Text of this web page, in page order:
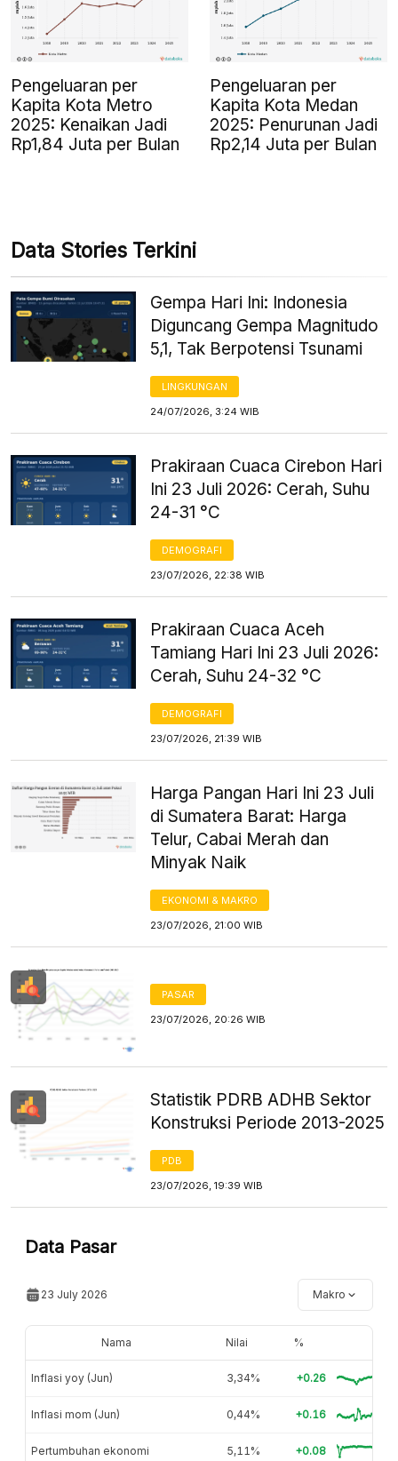
Pengeluaran per
Kapita Kota Metro
2025: Kenaikan Jadi
Rp1,84 Juta per Bulan
Pengeluaran per
Kapita Kota Medan
2025: Penurunan Jadi
Rp2,14 Juta per Bulan
Data Stories Terkini
Gempa Hari Ini: Indonesia
Diguncang Gempa Magnitudo
5,1, Tak Berpotensi Tsunami
LINGKUNGAN
24/07/2026, 3:24 WIB
Prakiraan Cuaca Cirebon Hari
Ini 23 Juli 2026: Cerah, Suhu
24-31 °C
DEMOGRAFI
23/07/2026, 22:38 WIB
Prakiraan Cuaca Aceh
Tamiang Hari Ini 23 Juli 2026:
Cerah, Suhu 24-32 °C
DEMOGRAFI
23/07/2026, 21:39 WIB
Harga Pangan Hari Ini 23 Juli
di Sumatera Barat: Harga
Telur, Cabai Merah dan
Minyak Naik
EKONOMI & MAKRO
23/07/2026, 21:00 WIB
PASAR
23/07/2026, 20:26 WIB
Statistik PDRB ADHB Sektor
Konstruksi Periode 2013-2025
PDB
23/07/2026, 19:39 WIB
Data Pasar
23 July 2026 Makro
Nama Nilai %
Inflasi yoy (Jun) 3,34% +0.26
Inflasi mom (Jun) 0,44% +0.16
Pertumbuhan ekonomi 5,11% +0.08